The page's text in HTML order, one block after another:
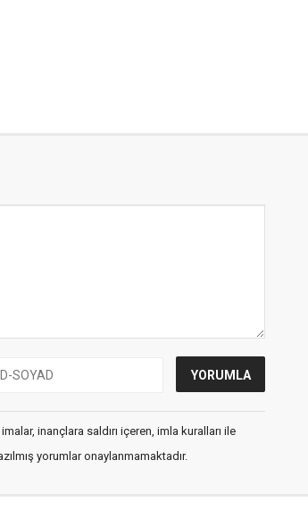
inançlara saldırı içeren, imla kuralları ile
yorumlar onaylanmamaktadır.